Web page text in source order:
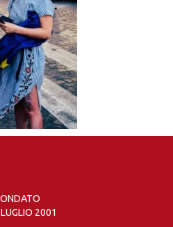
2001